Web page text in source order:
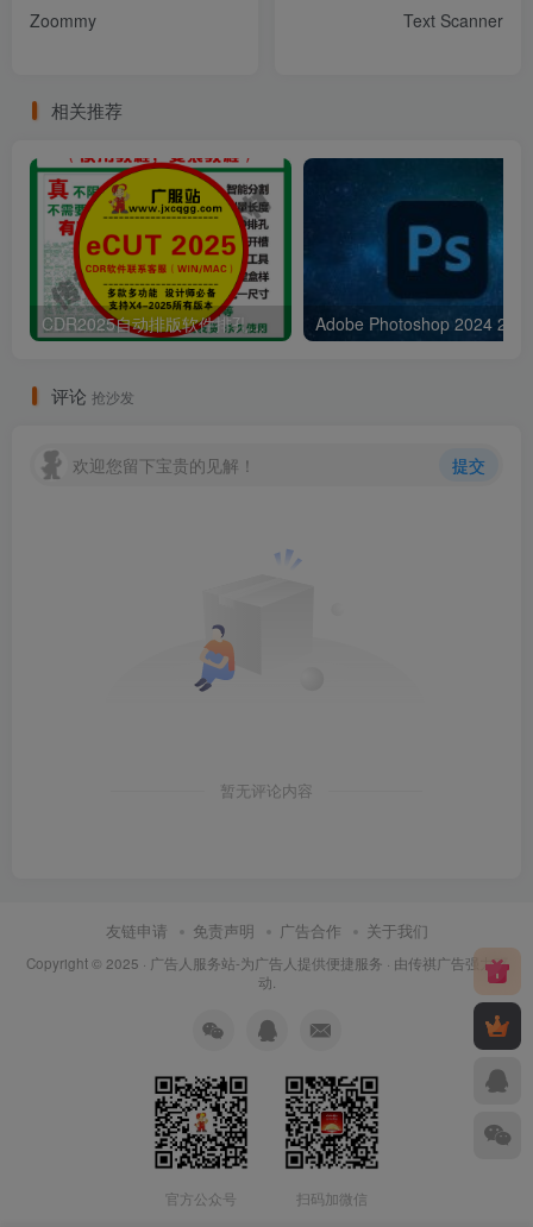
Zoommy
Text Scanner
相关推荐
CDR2025自动排版软件排孔插件ecut省料LED冲孔字解决提示升级问题
评论 抢沙发
欢迎您留下宝贵的见解！ 提交
暂无评论内容
友链申请 免责声明 广告合作 关于我们
Copyright © 2025 · 广告人服务站-为广告人提供便捷服务 · 由传祺广告强力驱
动.
官方公众号 扫码加微信